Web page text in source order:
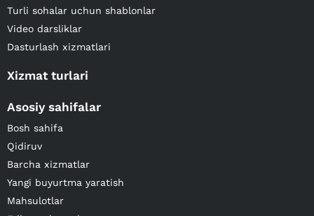
Turli sohalar uchun shablonlar
Video darsliklar
Dasturlash xizmatlari
Xizmat turlari
Asosiy sahifalar
Bosh sahifa
Qidiruv
Barcha xizmatlar
Yangi buyurtma yaratish
Mahsulotlar